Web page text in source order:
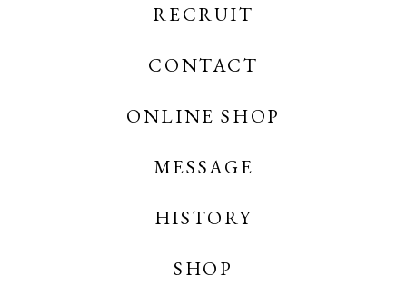
RECRUIT
OGAWA COFFEE
OGAWA COFFEE CREATES
CONTACT
ONLINE SHOP
OGAWA COFFEE ONLINE SHOP
OGAWA COFFEE LABORATORY ONLINE
小川珈琲業務用オンラインショップ
MESSAGE
HISTORY
SHOP